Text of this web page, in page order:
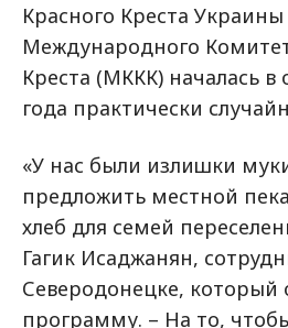
Красного Креста Украины
Международного
Креста (МККК) началась
года практически
«У нас были излишки
предложить местной
хлеб для семей
Гагик Исаджанян,
Северодонецке, который
программу. – На то,